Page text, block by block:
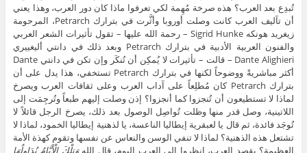
تُبدِع بعد العرب؟ هذه صرخة مُهِمة لكي تعرفوا ماذا كان دور العرب، وهذا يعني
أن تآليف العرب كانت وصلت أوروبا وأثَّرت في بترارك Petrarch، المرحومة
زيغريد هونكه Sigrid Hunke – رحمة الله عليها – تقول تأثيرات الشعر العربي
والفنون العربية الأدبية في بترارك Petrarch وبعد ذلك في دانتي أليغييري
Dante Alighieri – قالت – تأثيرات لا يُمكِن أن تُنكَر وإن تكن في دانتي Dante
أكثر مباشريةً ووضوحاً لكنها في بترارك Petrarch تستخفي، هذا يدل على أن
بترارك Petrarch كان مُطلِعاً على آداب العرب وعلى ثقافات العرب ويصرخ
لماذا لا تستطيعون أن تُنجزوا كما أنجزوا؟ إذن وصلت إليهم طبعاً وتُرجِمَت إلى
اللاتينية، وصل قدر منها وظلت تُواصِل الوصول بعد ذلك، يصرخ الرجل قائلاً لا
تُوجَد فائدة، ثم قال يا لعبقرية إيطاليا الناعسة، يا لذهنية إيطاليا الخمود، لماذا لا
تشتعل هذه الذهنية؟ لماذا لا تنفي الوسن والنعاس عن نفسها وتقوم كهذة الأمة
العظيمة؟ يقصد العرب، انظروا إلى العرب اليوم، قال اللهوَتِلْكَ الْأَيَّامُ نُدَاوِلُهَا